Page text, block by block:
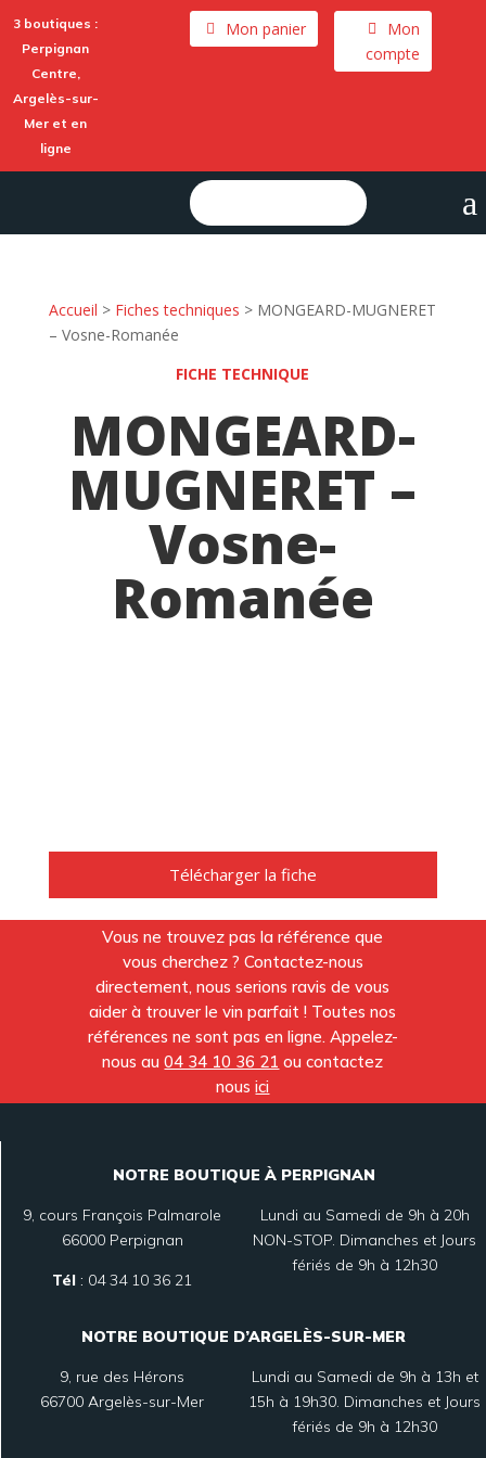
3 boutiques :
Perpignan
Centre,
Argelès-sur-
Mer et en
ligne
Mon panier
Mon
compte
Rechercher : a
Accueil > Fiches techniques > MONGEARD-MUGNERET
– Vosne-Romanée
FICHE TECHNIQUE
MONGEARD-
MUGNERET –
Vosne-
Romanée
Télécharger la fiche
Vous ne trouvez pas la référence que
vous cherchez ? Contactez-nous
directement, nous serions ravis de vous
aider à trouver le vin parfait ! Toutes nos
références ne sont pas en ligne. Appelez-
nous au04 34 10 36 21 ou contactez
nousici
NOTRE BOUTIQUE À PERPIGNAN
9, cours François Palmarole
66000 Perpignan
Tél : 04 34 10 36 21
Lundi au Samedi de 9h à 20h
NON-STOP. Dimanches et Jours
fériés de 9h à 12h30
NOTRE BOUTIQUE D’ARGELÈS-SUR-MER
9, rue des Hérons
66700 Argelès-sur-Mer
Lundi au Samedi de 9h à 13h et
15h à 19h30. Dimanches et Jours
fériés de 9h à 12h30